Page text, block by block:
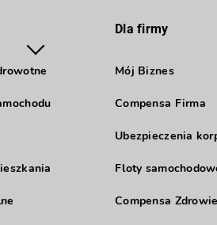
Dla firmy
Mój Biznes
Compensa Firma
Ubezpieczenia
Floty
Compensa